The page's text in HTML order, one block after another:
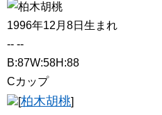
柏木胡桃
1996年12月8日生まれ
-- --
B:87W:58H:88
Cカップ
[柏木胡桃]